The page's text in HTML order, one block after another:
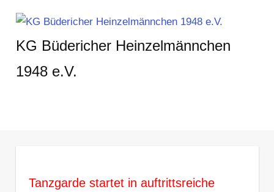
Inhalt
springenKG Büdericher Heinzelmännchen
1948 e.V.
Tanzgarde startet in auftrittsreiche